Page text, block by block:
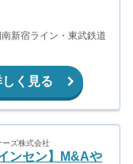
新宿ライン・東武鉄道
しく見る
ーズ株式会社
ンセン】M&Aや